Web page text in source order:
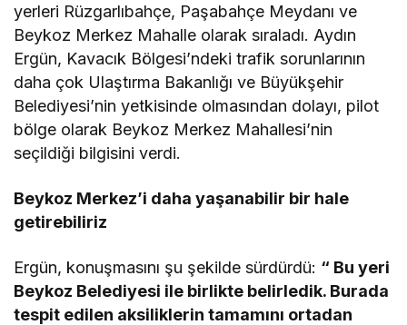
yerleri Rüzgarlıbahçe, Paşabahçe Meydanı ve
Beykoz Merkez Mahalle olarak sıraladı. Aydın
Ergün, Kavacık Bölgesi’ndeki trafik sorunlarının
daha çok Ulaştırma Bakanlığı ve Büyükşehir
Belediyesi’nin yetkisinde olmasından dolayı, pilot
bölge olarak Beykoz Merkez Mahallesi’nin
seçildiği bilgisini verdi.
Beykoz Merkez’i daha yaşanabilir bir hale
getirebiliriz
Ergün, konuşmasını şu şekilde sürdürdü: “ Bu yeri
Beykoz Belediyesi ile birlikte belirledik. Burada
tespit edilen aksiliklerin tamamını ortadan